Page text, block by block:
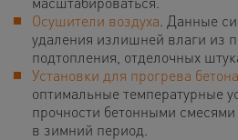
Осушители воздуха . Данные
удаления излишней влаги из
подтопления, отделочных
Установки для прогрева бетона
оптимальные температурные
прочности бетонными
в зимний период.